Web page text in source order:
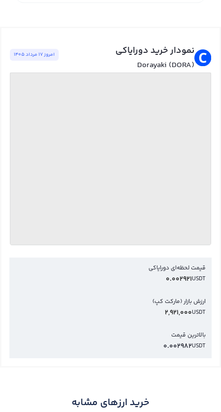
نمودار خرید دورایاکی
Dorayaki (DORA)
امروز ١٧ مرداد ١٤٠٥
قیمت لحظه‌ای دورایاکی
USDT
0.002921
ارزش بازار (مارکت کپ)
USDT
2,921,000
بالاترین قیمت
USDT
0.002982
خرید ارزهای مشابه